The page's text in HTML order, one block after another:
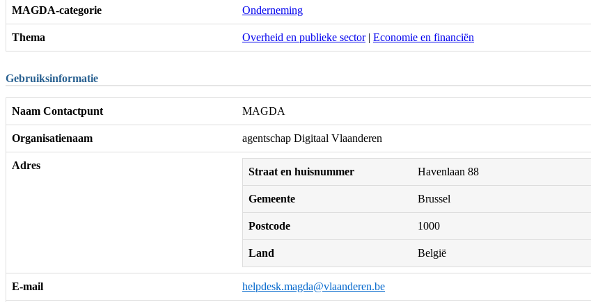
MAGDA-categorie Onderneming
Thema Overheid en publieke sector| Economie en financiën
Gebruiksinformatie
Naam Contactpunt MAGDA
Organisatienaam agentschap Digitaal Vlaanderen
Adres
Straat en huisnummer Havenlaan 88
Gemeente Brussel
Postcode 1000
Land België
E-mail helpdesk.magda@vlaanderen.be